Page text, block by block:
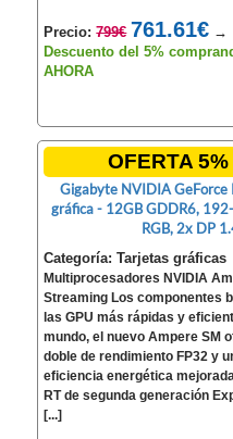
Precio:799€ 761.61€ →
Descuento del 5%
AHORA
OFERTA
Gigabyte NVIDIA
gráfica - 12GB GDDR6,
RGB, 2x DP
Categoría: Tarjetas gráficas
Multiprocesadores NVIDIA
Streaming Los componentes
las GPU más rápidas y
mundo, el nuevo Ampere SM
doble de rendimiento FP32 y
eficiencia energética
RT de segunda generación
[...]